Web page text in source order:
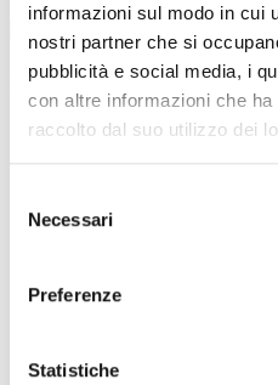
informazioni sul modo in cui
nostri partner che si
pubblicità e social media, i
con altre informazioni che
raccolto dal suo utilizzo dei
delNecessari
Preferenze
Statistiche
Elvio Mezzetti
13 Novembre 1935 - 14